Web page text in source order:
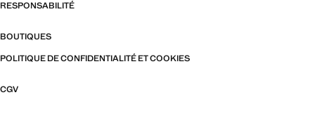
RESPONSABILITÉ
BOUTIQUES
POLITIQUE DE CONFIDENTIALITÉ ET COOKIES
CGV